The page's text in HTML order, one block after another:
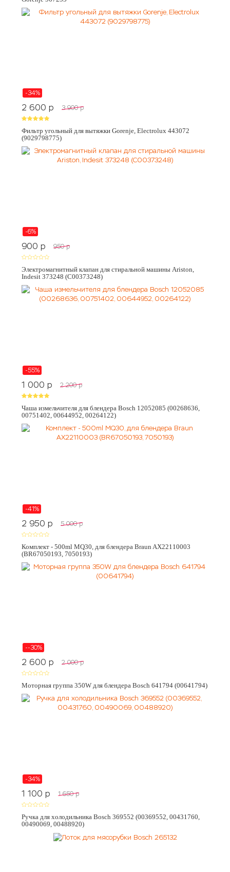
-34%
2 600 p 3 900 p
Фильтр угольный для вытяжки Gorenje, Electrolux 443072
(9029798775)
-6%
900 p 950 p
Электромагнитный клапан для стиральной машины Ariston,
Indesit 373248 (C00373248)
-55%
1 000 p 2 200 p
Чаша измельчителя для блендера Bosch 12052085 (00268636,
00751402, 00644952, 00264122)
-41%
2 950 p 5 000 p
Комплект - 500ml MQ30, для блендера Braun AX22110003
(BR67050193, 7050193)
--30%
2 600 p 2 000 p
Моторная группа 350W для блендера Bosch 641794 (00641794)
-34%
1 100 p 1 650 p
Ручка для холодильника Bosch 369552 (00369552, 00431760,
00490069, 00488920)